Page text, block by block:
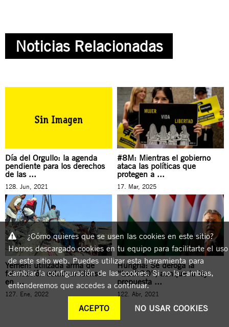
Noticias Relacionadas
Día del Orgullo: la agenda
pendiente para los derechos
de las ...
128. Jun, 2021
#8M: Mientras el gobierno
ataca las políticas que
protegen a ...
17. Mar, 2025
Yemen: utilizada arma de
fabricación estadounidense
en ...
127. Ene, 2022
Hungría: Se deroga la
“LexNGO”, aunque la ley
propuesta ...
122. Abr, 2021
¿Cómo quieres que se usen las cookies en este sitio?
Hemos descargado cookies en tu equipo para facilitarte el uso
de este sitio web. Puedes utilizar esta herramienta para
cambiar la configuración de las cookies. Si no la cambias,
entenderemos que accedes a continuar.
ACEPTO NO USAR COOKIES